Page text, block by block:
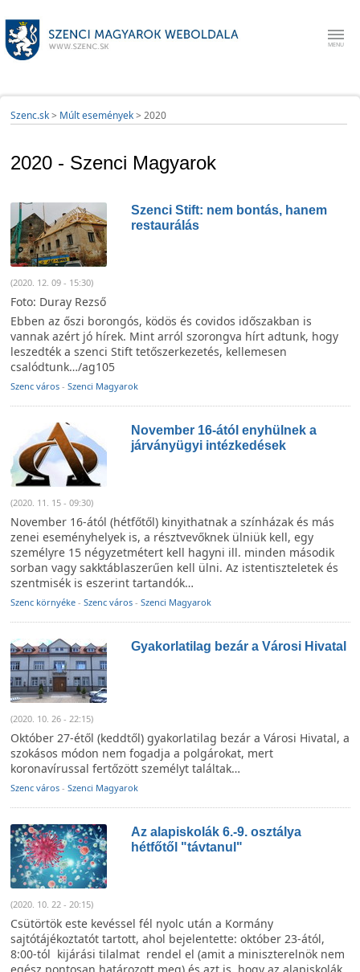
Szenc.sk> Múlt események> 2020
2020 - Szenci Magyarok
Szenci Stift: nem bontás, hanem
restaurálás
(2020. 12. 09 - 15:30)
Foto: Duray Rezső
Ebben az őszi borongós, ködös és covidos időszakban is
vannak azért jó hírek. Mint arról szorongva hírt adtunk, hogy
leszedték a szenci Stift tetőszerkezetés, kellemesen
csalódtunk…/ag105
Szenc város - Szenci Magyarok
November 16-ától enyhülnek a
járványügyi intézkedések
(2020. 11. 15 - 09:30)
November 16-ától (hétfőtől) kinyithatnak a színházak és más
zenei eseményhelyek is, a résztvevőknek ülniük kell, egy
személyre 15 négyzetmétert kell hagyni ill. minden második
sorban vagy sakktáblaszerűen kell ülni. Az istentiszteletek és
szentmisék is eszerint tartandók…
Szenc környéke - Szenc város - Szenci Magyarok
Gyakorlatilag bezár a Városi Hivatal
(2020. 10. 26 - 22:15)
Október 27-étől (keddtől) gyakorlatilag bezár a Városi Hivatal, a
szokásos módon nem fogadja a polgárokat, mert
koronavírussal fertőzött személyt találtak…
Szenc város - Szenci Magyarok
Az alapiskolák 6.-9. osztálya
hétfőtől "távtanul"
(2020. 10. 22 - 20:15)
Csütörtök este kevéssel fél nyolc után a Kormány
sajtótájékoztatót tartott, ahol bejelentette: október 23-ától,
8:00-tól kijárási tilalmat rendel el (amit a miniszterelnök nem